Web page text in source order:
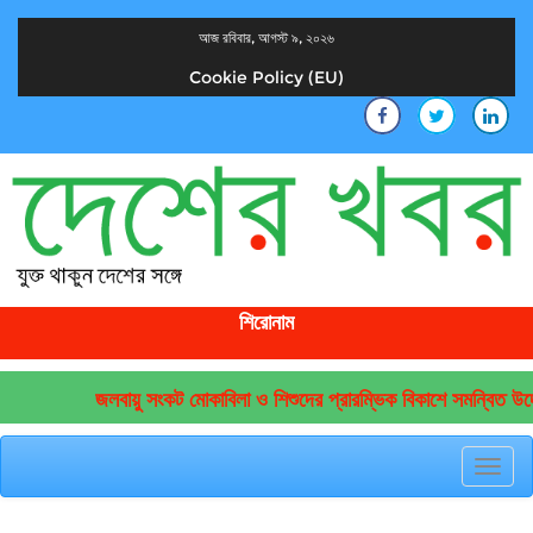
আজ রবিবার, আগস্ট ৯, ২০২৬
Cookie Policy (EU)
শিরোনাম
জলবায়ু সংকট মোকাবিলা ও শিশুদের প্রারম্ভিক বিকাশে সমন্বিত